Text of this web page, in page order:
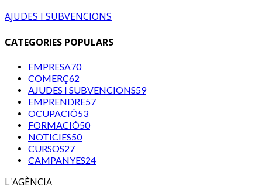
AJUDES I SUBVENCIONS
CATEGORIES POPULARS
EMPRESA70
COMERÇ62
AJUDES I SUBVENCIONS59
EMPRENDRE57
OCUPACIÓ53
FORMACIÓ50
NOTICIES50
CURSOS27
CAMPANYES24
L'AGÈNCIA